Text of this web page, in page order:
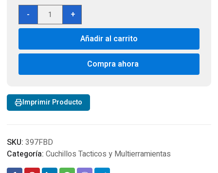
-
SWISS
TECH
PLUS
PLIER
TOOL
SCREWDRIVERS
cantidad
+
Añadir al carrito
Compra ahora
Imprimir Producto
SKU: 397FBD
Categoría: Cuchillos Tacticos y Multierramientas